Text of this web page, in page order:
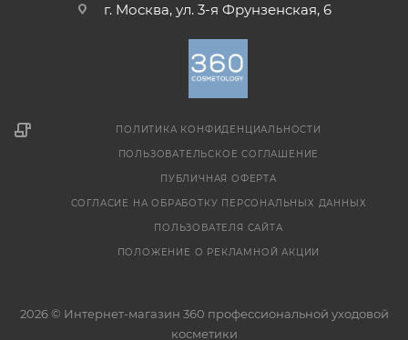
г. Москва, ул. 3-я Фрунзенская, 6
ПОЛИТИКА КОНФИДЕНЦИАЛЬНОСТИ
ПОЛЬЗОВАТЕЛЬСКОЕ СОГЛАШЕНИЕ
ПУБЛИЧНАЯ ОФЕРТА
СОГЛАСИЕ НА ОБРАБОТКУ ПЕРСОНАЛЬНЫХ ДАННЫХ
ПОЛЬЗОВАТЕЛЯ САЙТА
ПОЛОЖЕНИЕ О РЕКЛАМНОЙ АКЦИИ
2026 © Интернет-магазин 360 профессиональной уходовой
косметики